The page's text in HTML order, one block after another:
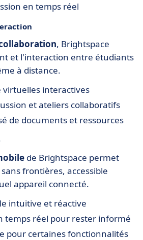
en temps réel
, Brightspace
et l'interaction entre étudiants
à distance.
virtuelles interactives
et ateliers collaboratifs
de documents et ressources
de Brightspace permet
frontières, accessible
appareil connecté.
intuitive et réactive
temps réel pour rester informé
pour certaines fonctionnalités